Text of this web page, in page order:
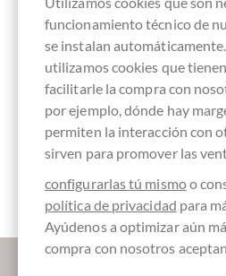
chocolate
vegano
ohne Alkohol
Chocolat
Orgánico
GB-ORG-05
Chocolate
Trufa
Fingerfood a
Caja de regalo
Déjanos endulzar tu
funcionamiento técnico de
se instalan
utilizamos cookies que
facilitarle la compra con
por ejemplo, dónde hay
permiten la interacción con
sirven para promover las
configurarlas tú mismoo
política de privacidad para
Ayúdenos a optimizar aún
compra con nosotros